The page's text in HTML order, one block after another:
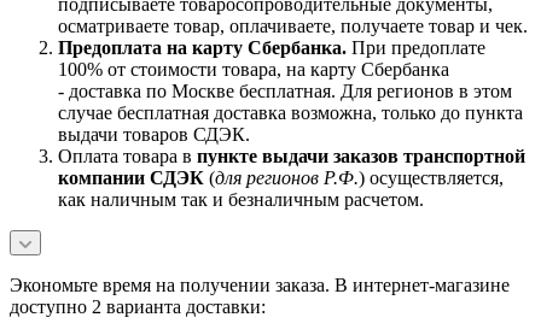
осматриваете товар, оплачиваете, получаете товар и чек.
Предоплата на карту Сбербанка. При предоплате
100% от стоимости товара, на карту Сбербанка
- доставка по Москве бесплатная. Для регионов в этом
случае бесплатная доставка возможна, только до пункта
выдачи товаров СДЭК.
Оплата товара в пункте выдачи заказов транспортной
компании СДЭК (для регионов Р.Ф.) осуществляется,
как наличным так и безналичным расчетом.
Экономьте время на получении заказа. В интернет-магазине
доступно 2 варианта доставки: